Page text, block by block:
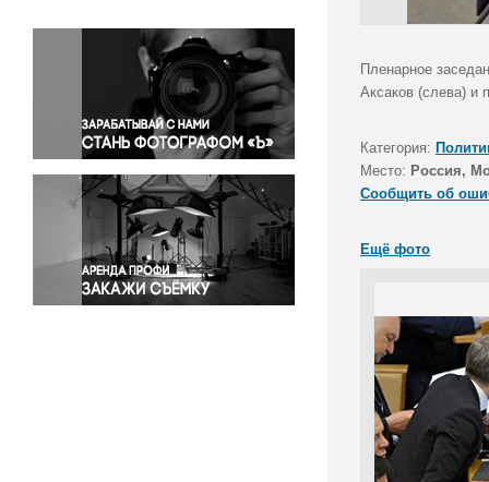
Окружающая среда
Политика
Правосудие
Происшествия и конфликты
Религия
Светская жизнь
Спорт
Экология
Экономика и бизнес
Пленарное
Аксаков (слева) и
Категория:
Место: Россия,
Сообщить об
Ещё фото